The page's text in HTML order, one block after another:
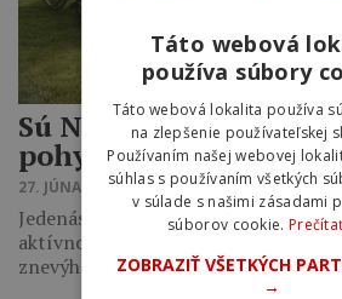
Sú Nezastaviteľní.
pohybom
27. JÚNA 2016 14:57
Jedenásť rôznych príbehov, no
aktívnom živote v pohybe aj napriek
znevýhodneniu. Už tretí…
Táto webová
používa súbory
Táto webová lokalita používa
na zlepšenie používateľskej
Používaním našej webovej
súhlas s používaním všetkých
v súlade s našimi zásadami
súborov cookie.
ZOBRAZIŤ VŠETKÝCH
→